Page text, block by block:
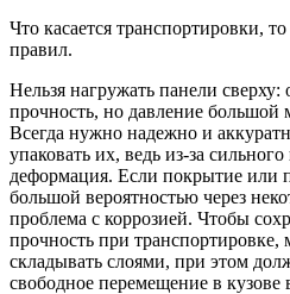
Что касается транспортировки,
правил.
Нельзя нагружать панели
прочность, но давление большой
Всегда нужно надежно и
упаковать их, ведь из-за
деформация. Если покрытие или
большой вероятностью через
проблема с коррозией. Чтобы
прочность при транспортировке,
складывать слоями, при этом
свободное перемещение в кузове